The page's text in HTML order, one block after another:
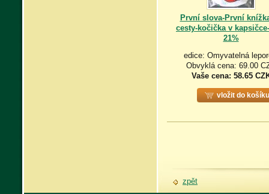
První slova-První
cesty-kočička v
21%
edice: Omyvatelná
Obvyklá cena: 69.00
Vaše cena: 58.65
vložit do košíku
zpět